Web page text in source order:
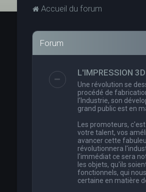
Accueil du forum
Forum
L'IMPRESSION 3D
Une révolution se
procédé de
l’Industrie, son
grand public est en
Les promoteurs,
votre talent, vos
avancer cette
révolutionnera
l'immédiat ce sera
les objets, qu'ils
fonctionnels, qui
certaine en matière